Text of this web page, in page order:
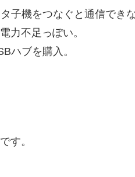
子機をつなぐと通信でき
力不足っぽい。
ハブを購入。
す。